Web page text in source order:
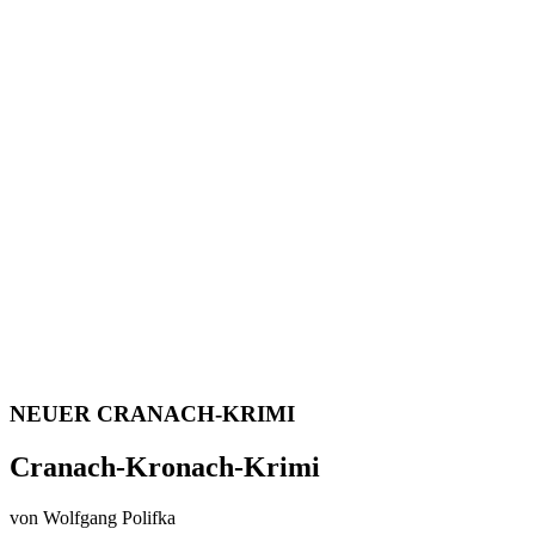
NEUER CRANACH-KRIMI
Cranach-Kronach-Krimi
von Wolfgang Polifka